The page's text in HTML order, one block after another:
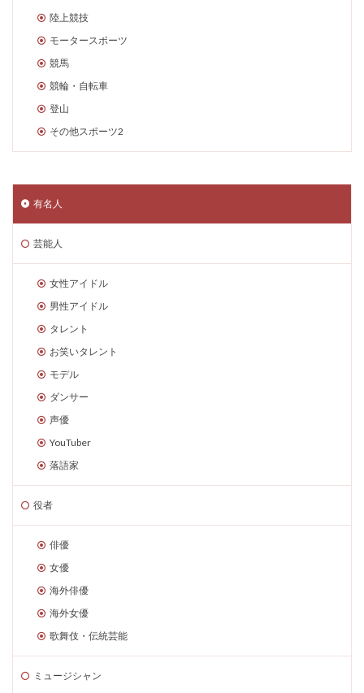
陸上競技
モータースポーツ
競馬
競輪・自転車
登山
その他スポーツ2
有名人
芸能人
女性アイドル
男性アイドル
タレント
お笑いタレント
モデル
ダンサー
声優
YouTuber
落語家
役者
俳優
女優
海外俳優
海外女優
歌舞伎・伝統芸能
ミュージシャン